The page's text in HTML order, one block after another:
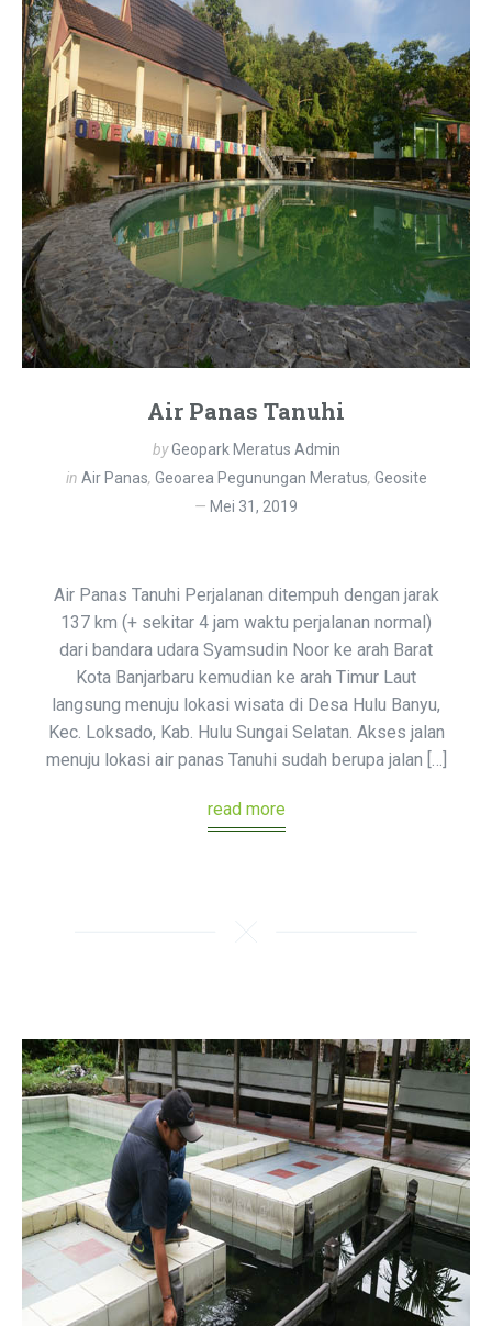
Air Panas Tanuhi
byGeopark Meratus Admin
in Air Panas, Geoarea Pegunungan Meratus, Geosite
Mei 31, 2019
Air Panas Tanuhi Perjalanan ditempuh dengan jarak
137 km (+ sekitar 4 jam waktu perjalanan normal)
dari bandara udara Syamsudin Noor ke arah Barat
Kota Banjarbaru kemudian ke arah Timur Laut
langsung menuju lokasi wisata di Desa Hulu Banyu,
Kec. Loksado, Kab. Hulu Sungai Selatan. Akses jalan
menuju lokasi air panas Tanuhi sudah berupa jalan […]
read more